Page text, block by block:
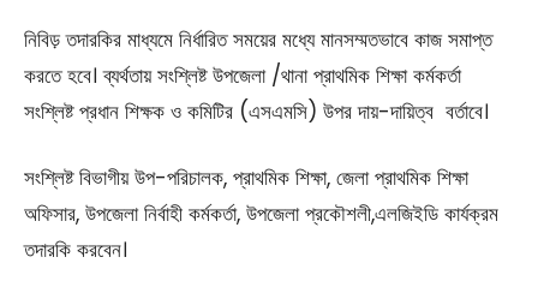
নিবিড় তদারকির মাধ্যমে নির্ধারিত সময়ের মধ্যে মানসম্মতভাবে কাজ সমাপ্ত
করতে হবে। ব্যর্থতায় সংশ্লিষ্ট উপজেলা /থানা প্রাথমিক শিক্ষা কর্মকর্তা
সংশ্লিষ্ট প্রধান শিক্ষক ও কমিটির (এসএমসি) উপর দায়-দায়িত্ব বর্তাবে।
সংশ্লিষ্ট বিভাগীয় উপ-পরিচালক, প্রাথমিক শিক্ষা, জেলা প্রাথমিক শিক্ষা
অফিসার, উপজেলা নির্বাহী কর্মকর্তা, উপজেলা প্রকৌশলী,এলজিইডি কার্যক্রম
তদারকি করবেন।